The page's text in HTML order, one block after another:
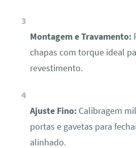
Montagem e Travamento:
chapas com torque ideal
revestimento.
Ajuste Fino:Calibragem
portas e gavetas para
alinhado.